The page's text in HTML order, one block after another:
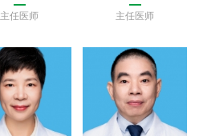
主任医师 主任医师